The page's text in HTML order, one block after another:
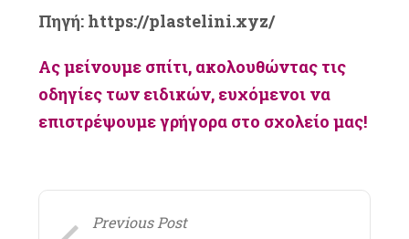
Πηγή: https://plastelini.xyz/
Ας μείνουμε σπίτι, ακολουθώντας τις
οδηγίες των ειδικών, ευχόμενοι να
επιστρέψουμε γρήγορα στο σχολείο μας!
Previous Post